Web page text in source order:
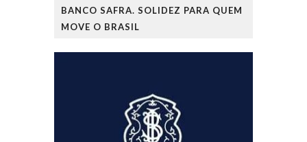
BANCO SAFRA. SOLIDEZ PARA QUEM
MOVE O BRASIL